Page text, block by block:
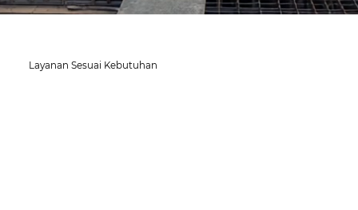
Layanan Sesuai Kebutuhan